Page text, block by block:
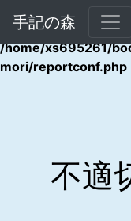
Warning: Undefined
/home/xs695261/
mori/reportconf.php
手記の森
不適